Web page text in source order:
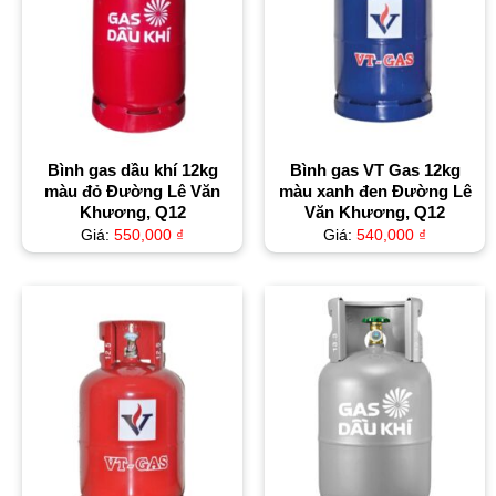
Bình gas dầu khí 12kg
màu đỏ Đường Lê Văn
Khương, Q12
Giá: 550,000 ₫
Bình gas VT Gas 12kg
màu xanh đen Đường Lê
Văn Khương, Q12
Giá: 540,000 ₫